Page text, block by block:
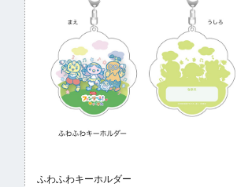
ふわふわキーホルダー